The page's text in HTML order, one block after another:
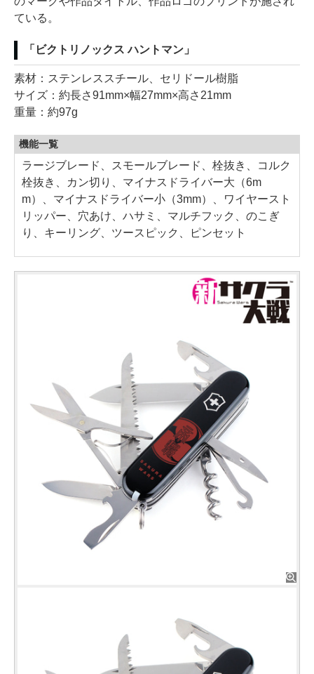
ている。
「ビクトリノックス ハントマン」
素材：ステンレススチール、セリドール樹脂
サイズ：約長さ91mm×幅27mm×高さ21mm
重量：約97g
機能一覧
ラージブレード、スモールブレード、栓抜き、コルク
栓抜き、カン切り、マイナスドライバー大（6m
m）、マイナスドライバー小（3mm）、ワイヤースト
リッパー、穴あけ、ハサミ、マルチフック、のこぎ
り、キーリング、ツースピック、ピンセット